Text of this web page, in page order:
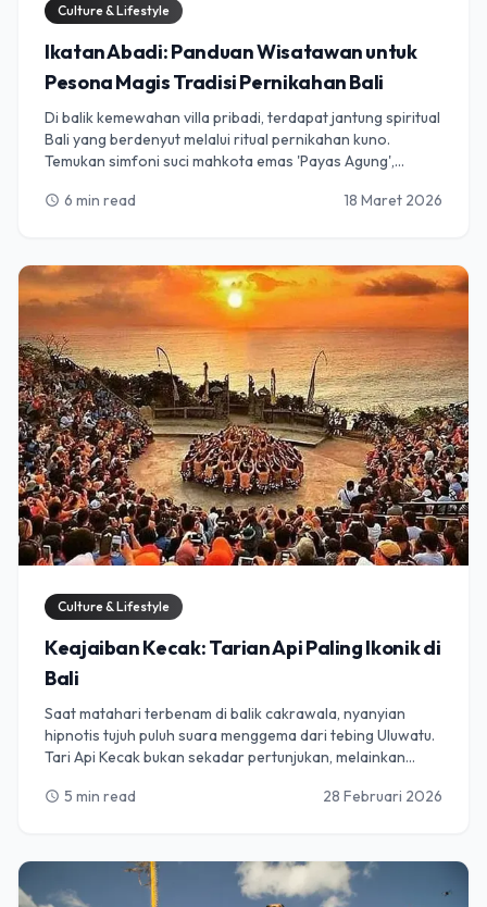
Culture & Lifestyle
Ikatan Abadi: Panduan Wisatawan untuk
Pesona Magis Tradisi Pernikahan Bali
Di balik kemewahan villa pribadi, terdapat jantung spiritual
Bali yang berdenyut melalui ritual pernikahan kuno.
Temukan simfoni suci mahkota emas 'Payas Agung',
'Banjar' yang membuat pernikahan Bali benar-benar
schedule 6 min read 18 Maret 2026
Culture & Lifestyle
Keajaiban Kecak: Tarian Api Paling Ikonik di
Bali
Saat matahari terbenam di balik cakrawala, nyanyian
hipnotis tujuh puluh suara menggema dari tebing Uluwatu.
Tari Api Kecak bukan sekadar pertunjukan, melainkan
di atas api, dan kekuatan mentah suara manusia. Temukan
menyaksikannya sendiri.
schedule 5 min read 28 Februari 2026